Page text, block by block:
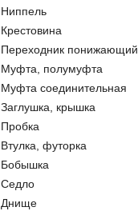
Ниппель
Крестовина
Переходник понижающий
Муфта, полумуфта
Муфта соединительная
Заглушка, крышка
Пробка
Втулка, футорка
Бобышка
Седло
Днище